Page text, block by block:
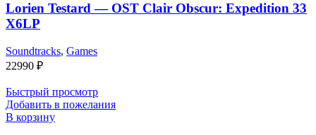
Lorien Testard — OST Clair Obscur: Expedition 33
X6LP
Soundtracks, Games
22990 ₽
Быстрый просмотр
Добавить в пожелания
В корзину